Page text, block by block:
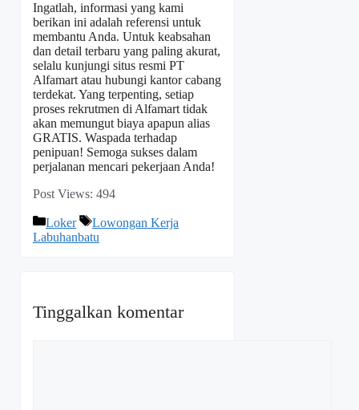
Ingatlah, informasi yang kami
berikan ini adalah referensi untuk
membantu Anda. Untuk keabsahan
dan detail terbaru yang paling akurat,
selalu kunjungi situs resmi PT
Alfamart atau hubungi kantor cabang
terdekat. Yang terpenting, setiap
proses rekrutmen di Alfamart tidak
akan memungut biaya apapun alias
GRATIS. Waspada terhadap
penipuan! Semoga sukses dalam
perjalanan mencari pekerjaan Anda!
Post Views: 494
Kategori
Loker Tag
Lowongan Kerja
Labuhanbatu
Tinggalkan komentar